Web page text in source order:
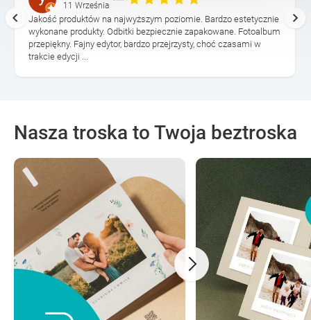
11 Września
Jakość produktów na najwyższym poziomie. Bardzo estetycznie
wykonane produkty. Odbitki bezpiecznie zapakowane. Fotoalbum
przepiękny. Fajny edytor, bardzo przejrzysty, choć czasami w
trakcie edycji ...
Nasza troska to Twoja beztroska